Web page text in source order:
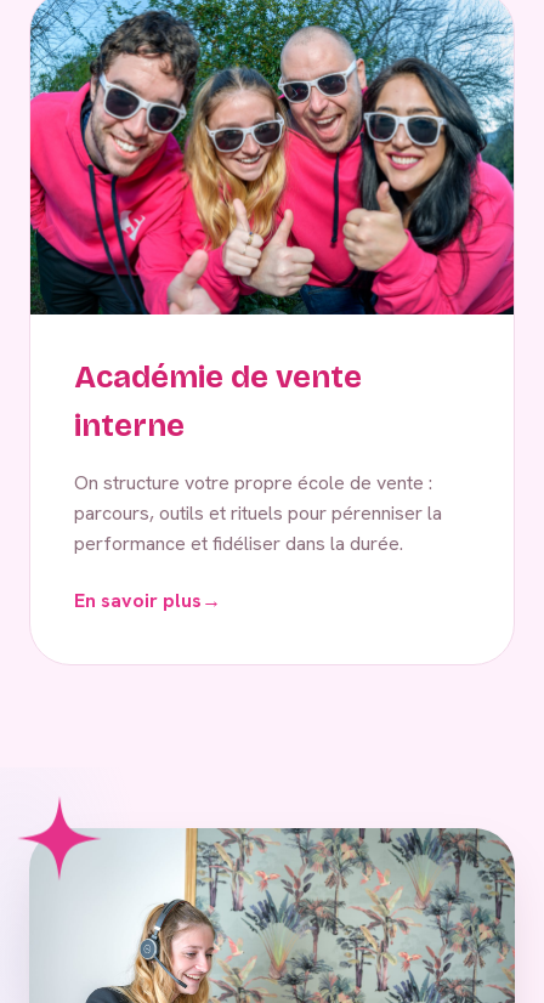
Académie de vente
interne
On structure votre propre école de vente :
parcours, outils et rituels pour pérenniser la
performance et fidéliser dans la durée.
En savoir plus→